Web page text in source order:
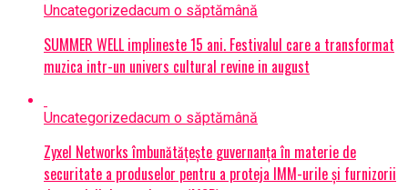
Uncategorizedacum o săptămână
SUMMER WELL implineste 15 ani. Festivalul care a transformat
muzica intr-un univers cultural revine in august
Uncategorizedacum o săptămână
Zyxel Networks îmbunătățește guvernanța în materie de
securitate a produselor pentru a proteja IMM-urile și furnizorii